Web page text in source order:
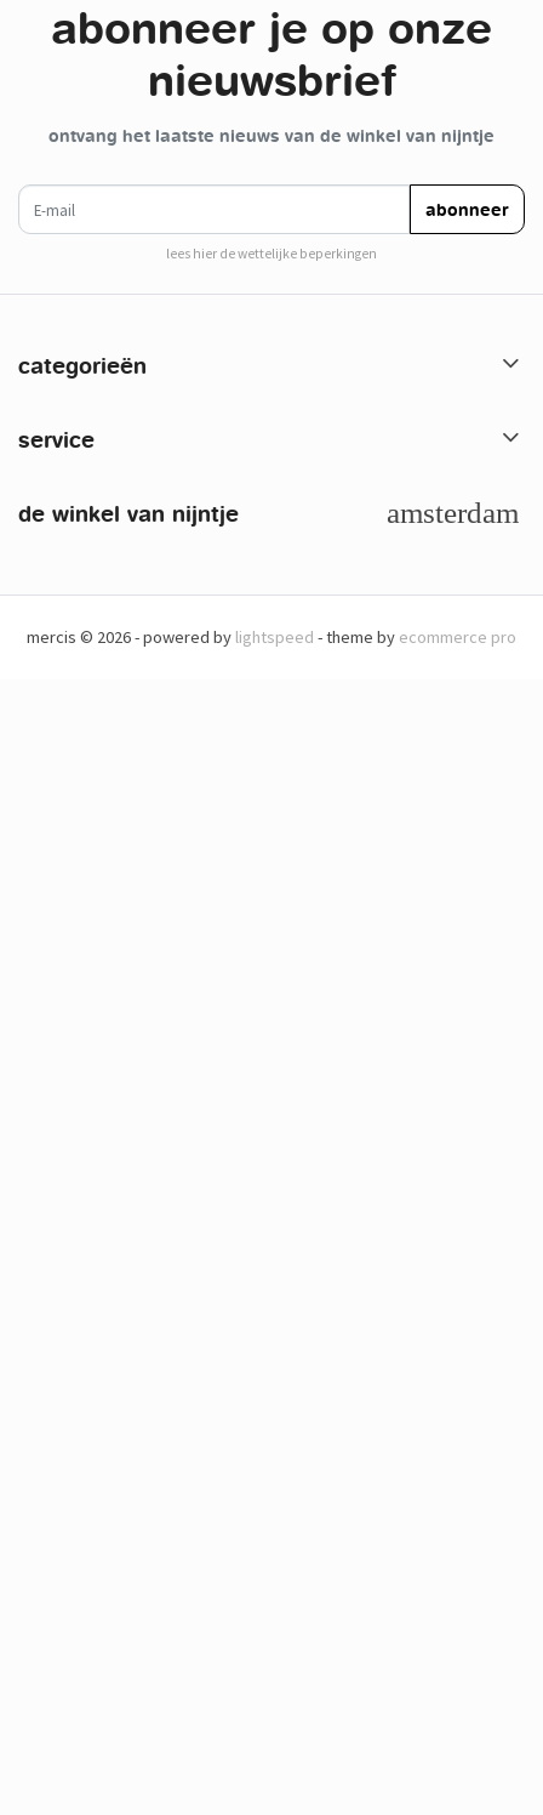
abonneer je op onze
nieuwsbrief
ontvang het laatste nieuws van de winkel van nijntje
e-mail
abonneer
lees hier de wettelijke beperkingen
categorieën
service
de winkel van nijntje
mercis © 2026 - powered by lightspeed - theme by ecommerce pro